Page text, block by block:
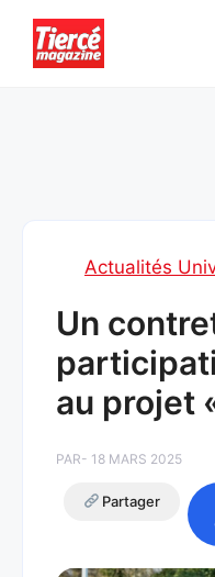
contenu
Actualités
Un
au projet
PAR- 18 MARS 2025
Partager